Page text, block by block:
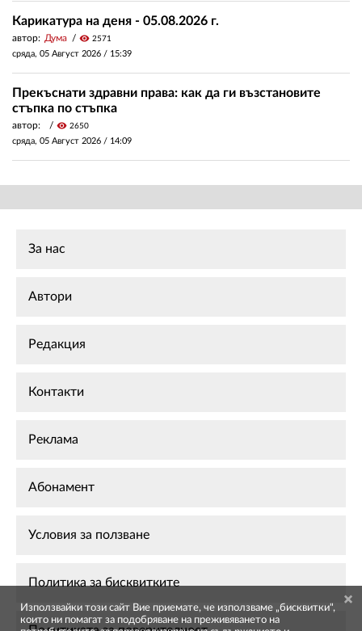
Карикатура на деня - 05.08.2026 г.
автор: Дума visibility 2571
сряда, 05 Август 2026 / 15:39
Прекъснати здравни права: как да ги възстановите
стъпка по стъпка
автор: visibility 2650
сряда, 05 Август 2026 / 14:09
За нас
Автори
Редакция
Контакти
Реклама
Абонамент
Условия за ползване
Политика за бисквитките
Използвайки този сайт Вие приемате, че използваме „бисквитки",
които ни помагат за подобряване на преживяването на